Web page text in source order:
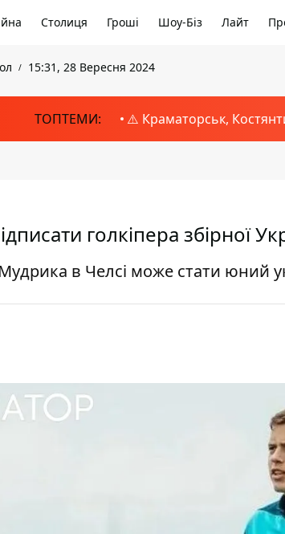
Столиця Гроші Шоу-Біз Лайт
15:31, 28 Вересня 2024
ТОПТЕМИ: ⚠️ Краматорськ,
голкіпера збірної
в Челсі може стати юний